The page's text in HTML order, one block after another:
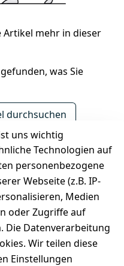
Artikel mehr in dieser
was Sie
durchsuchen
uns wichtig
Technologien auf
personenbezogene
Webseite (z.B. IP-
Medien
oder Zugriffe auf
Die Datenverarbeitung
Wir teilen diese
Einstellungen